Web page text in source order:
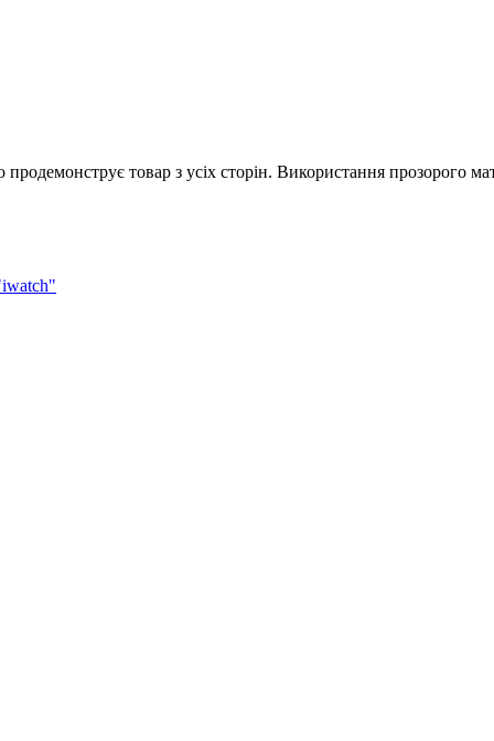
товар з усіх сторін. Використання прозорого